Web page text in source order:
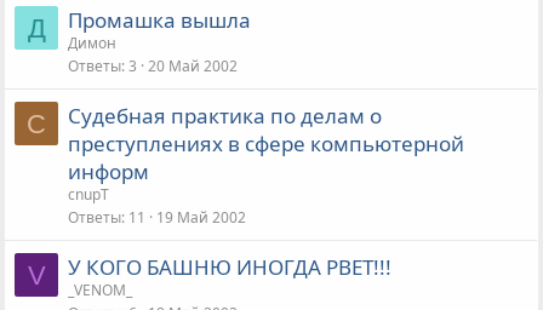
Д Промашка вышла
Димон
Ответы 3 20 Май 2002
C
Судебная практика по делам о
преступлениях в сфере компьютерной
информ
cnupT
Ответы 11 19 Май 2002
V У КОГО БАШНЮ ИНОГДА РВЕТ!!!
_VENOM_